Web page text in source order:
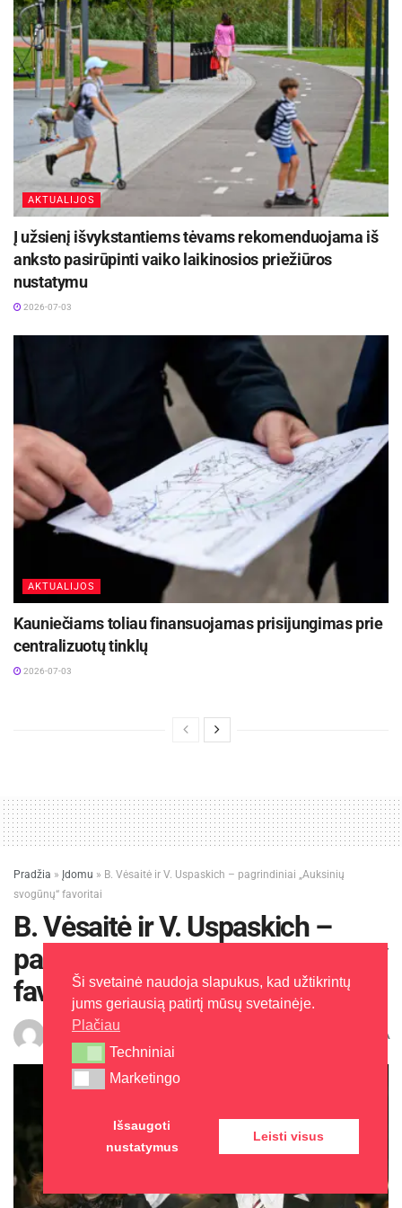
AKTUALIJOS
Į užsienį išvykstantiems tėvams rekomenduojama iš
anksto pasirūpinti vaiko laikinosios priežiūros
nustatymu
2026-07-03
AKTUALIJOS
Kauniečiams toliau finansuojamas prisijungimas prie
centralizuotų tinklų
2026-07-03
Pradžia » Įdomu » B. Vėsaitė ir V. Uspaskich – pagrindiniai „Auksinių
svogūnų“ favoritai
B. Vėsaitė ir V. Uspaskich –
pagrindiniai „Auksinių svogūnų“
favoritai
J. Šalaševičienė A
Ši svetainė naudoja slapukus, kad užtikrintų
jums geriausią patirtį mūsų svetainėje.
Plačiau
Techniniai
Techniniai
Marketingo
Marketingo
Išsaugoti
nustatymus
Leisti visus